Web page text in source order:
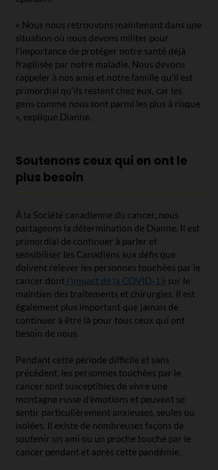
« Nous nous retrouvons maintenant dans une
situation où nous devons militer pour
l’importance de protéger notre santé déjà
fragilisée par notre maladie. Nous devons
rappeler à nos amis et notre famille qu’il est
primordial qu’ils restent chez eux, car les
gens comme nous sont parmi les plus à risque
», explique Dianne.
Soutenons ceux qui en ont le
plus besoin
À la Société canadienne du cancer, nous
partageons la détermination de Dianne. Il est
primordial de continuer à parler et
sensibiliser les Canadiens aux défis que
doivent relever les personnes touchées par le
cancer dont l’impact de la COVID-19 sur le
maintien des traitements et chirurgies. Il est
également plus important que jamais de
continuer à être là pour tous ceux qui ont
besoin de nous.
Pendant cette période difficile et sans
précédent, les personnes touchées par le
cancer sont susceptibles de vivre une
montagne russe d’émotions et peuvent se
sentir particulièrement anxieuses, seules ou
isolées. Il existe de nombreuses façons de
soutenir un ami ou un proche touché par le
cancer pendant et après cette pandémie.